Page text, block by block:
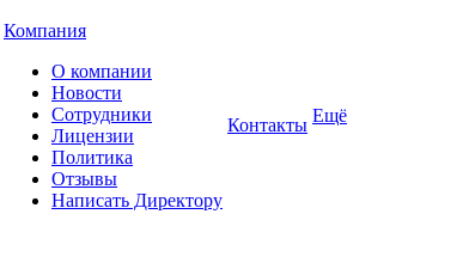
Компания
О компании
Новости
Сотрудники
Лицензии
Политика
Отзывы
Написать Директору
Контакты Ещё